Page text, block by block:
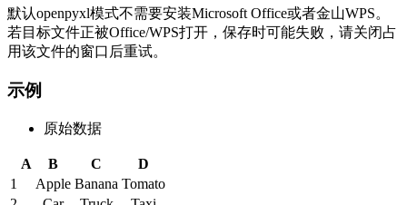
默认openpyxl模式不需要安装Microsoft Office或者金山WPS。
若目标文件正被Office/WPS打开，保存时可能失败，请关闭占
用该文件的窗口后重试。
示例
原始数据
A B C
D
1
Apple Banana Tomato